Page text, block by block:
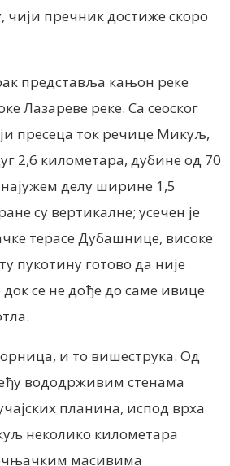
чији пречник достиже скоро
представља кањон реке
Лазареве реке. Са сеоског
пресеца ток речице Микуљ,
2,6 километара, дубине од 70
делу ширине 1,5
су вертикалне; усечен је
терасе Дубашнице, високе
пукотину готово да није
се не дође до саме ивице
и то вишеструка. Од
вододрживим стенама
планина, испод врха
неколико километара
масивима